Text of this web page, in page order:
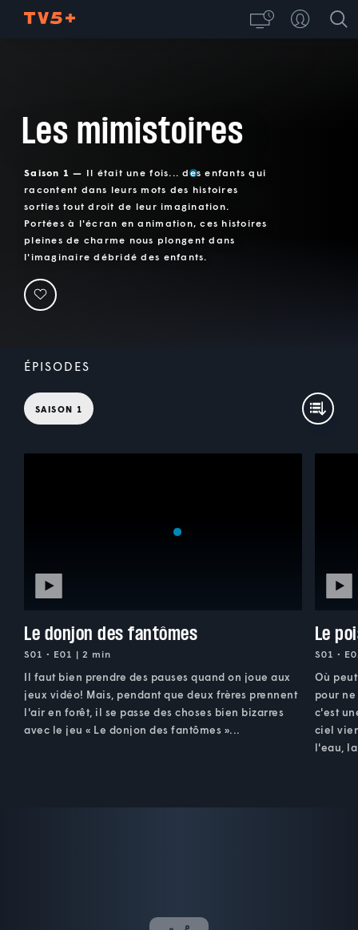
Les mimistoires
Saison 1 — Il était une fois... des enfants qui
racontent dans leurs mots des histoires
sorties tout droit de leur imagination.
Portées à l'écran en animation, ces histoires
pleines de charme nous plongent dans
l'imaginaire débridé des enfants.
ÉPISODES
SAISON 1
Le donjon des fantômes
S01 • E01 | 2 min
Il faut bien prendre des pauses quand on joue aux
jeux vidéo! Mais, pendant que deux frères prennent
l'air en forêt, il se passe des choses bien bizarres
avec le jeu « Le donjon des fantômes »...
Le
S01 •
Où
pour
c'est
ciel
l'eau,